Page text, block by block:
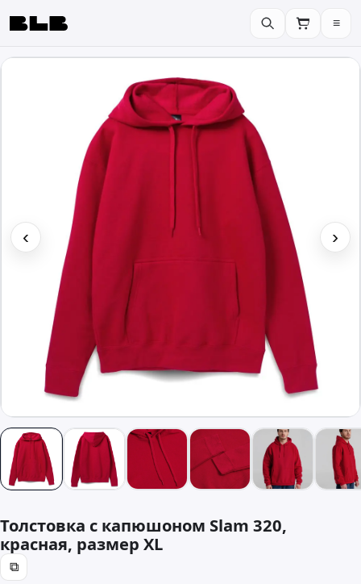
BLB ≡
‹ ›
Толстовка с капюшоном Slam 320,
красная, размер XL
⧉